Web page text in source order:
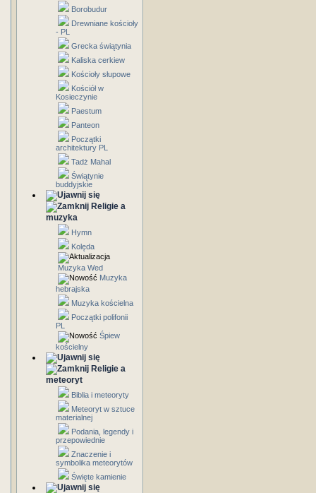
Borobudur
Drewniane kościoły
- PL
Grecka świątynia
Kaliska cerkiew
Kościoły słupowe
Kościół w
Kosieczynie
Paestum
Panteon
Początki
architektury PL
Tadż Mahal
Świątynie
buddyjskie
Religie a
muzyka
Hymn
Kolęda
Muzyka Wed
Muzyka
hebrajska
Muzyka kościelna
Początki polifonii
PL
Śpiew
kościelny
Religie a
meteoryt
Biblia i meteoryty
Meteoryt w sztuce
materialnej
Podania, legendy i
przepowiednie
Znaczenie i
symbolika meteorytów
Święte kamienie